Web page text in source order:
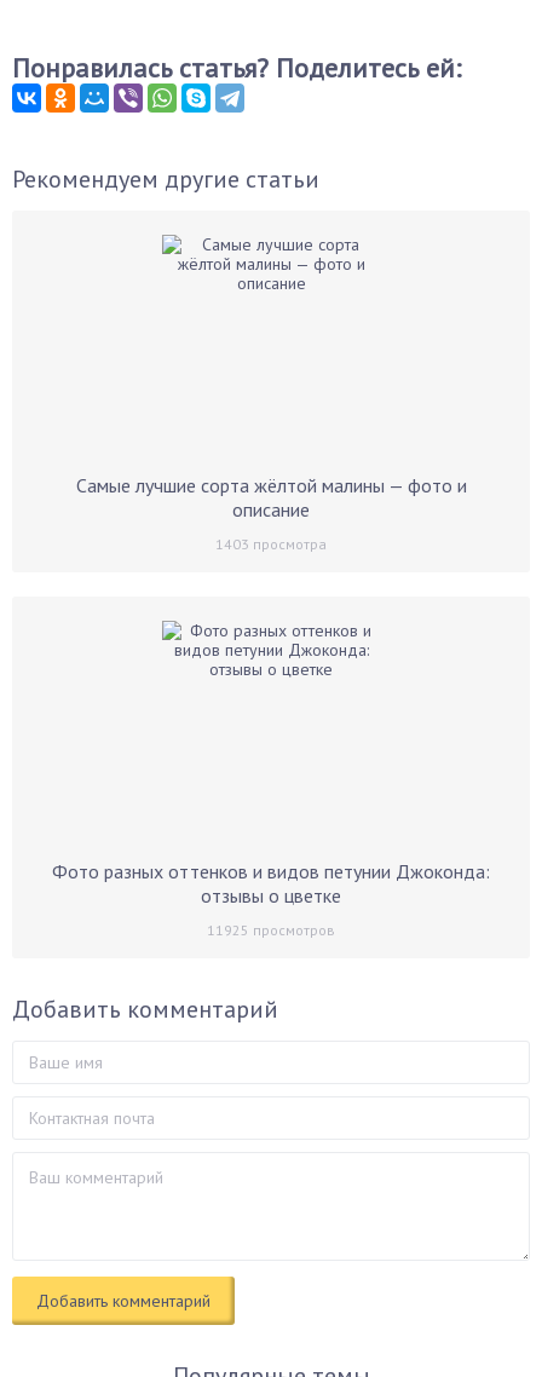
Понравилась статья? Поделитесь ей:
Рекомендуем другие статьи
Самые лучшие сорта жёлтой малины — фото и
описание
1403 просмотра
Фото разных оттенков и видов петунии Джоконда:
отзывы о цветке
11925 просмотров
Добавить комментарий